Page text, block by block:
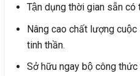
Tận dụng thời gian sẵn có
Nâng cao chất lượng
tinh thần.
Sở hữu ngay bộ công